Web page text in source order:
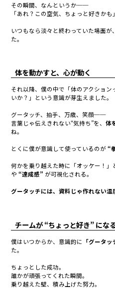
その瞬間、なんというか──
「あれ？この空気、ちょっと好きかも
いつもなら淡々と終わっていた場面が
た。
体を動かすと、心が動く
それ以降、僕の中で「体のアクション
いか？」という意識が芽生えました。
グータッチ、拍手、万歳、笑顔──
言葉じゃ伝えきれない“気持ち”を、体
ね。
とくに僕が意識して使っているのが“
何かを乗り越えた時に「オッケー！
や“達成感” が可視化される。
グータッチには、資料じゃ作れない温
チームが “ちょっと好き” にな
僕はいつからか、意識的に 「グータ
た。
ちょっとした成功。
誰かが頑張ってくれた瞬間。
乗り越えた壁、積み上げた努力。